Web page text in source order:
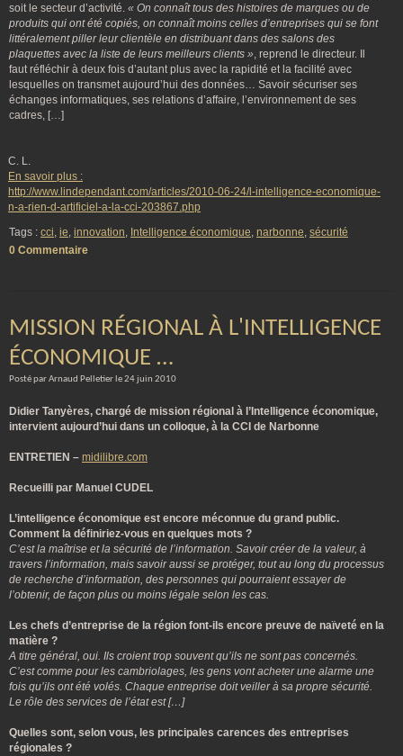
soit le secteur d’activité. « On connaît tous des histoires de marques ou de
produits qui ont été copiés, on connaît moins celles d’entreprises qui se font
littéralement piller leur clientèle en distribuant dans des salons des
plaquettes avec la liste de leurs meilleurs clients », reprend le directeur. Il
faut réfléchir à deux fois d’autant plus avec la rapidité et la facilité avec
lesquelles on transmet aujourd’hui des données… Savoir sécuriser ses
échanges informatiques, ses relations d’affaire, l’environnement de ses
cadres, […]
C. L.
En savoir plus :
http://www.lindependant.com/articles/2010-06-24/l-intelligence-economique-
n-a-rien-d-artificiel-a-la-cci-203867.php
Tags : cci, ie, innovation, Intelligence économique, narbonne, sécurité
0 Commentaire
MISSION RÉGIONAL À L'INTELLIGENCE
ÉCONOMIQUE …
Posté par Arnaud Pelletier le 24 juin 2010
Didier Tanyères, chargé de mission régional à l’Intelligence économique,
intervient aujourd’hui dans un colloque, à la CCI de Narbonne
ENTRETIEN – midilibre.com
Recueilli par Manuel CUDEL
L’intelligence économique est encore méconnue du grand public.
Comment la définiriez-vous en quelques mots ?
C’est la maîtrise et la sécurité de l’information. Savoir créer de la valeur, à
travers l’information, mais savoir aussi se protéger, tout au long du processus
de recherche d’information, des personnes qui pourraient essayer de
l’obtenir, de façon plus ou moins légale selon les cas.
Les chefs d’entreprise de la région font-ils encore preuve de naïveté en la
matière ?
A titre général, oui. Ils croient trop souvent qu’ils ne sont pas concernés.
C’est comme pour les cambriolages, les gens vont acheter une alarme une
fois qu’ils ont été volés. Chaque entreprise doit veiller à sa propre sécurité.
Le rôle des services de l’état est […]
Quelles sont, selon vous, les principales carences des entreprises
régionales ?